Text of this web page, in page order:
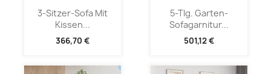
3-Sitzer-Sofa Mit
Kissen...
366,70 €
5-Tlg. Garten-
Sofagarnitur...
501,12 €